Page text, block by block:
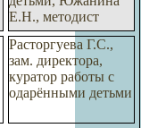
Е.Н., методист
Расторгуева Г.С.,
зам. директора,
куратор работы с
одарёнными детьми